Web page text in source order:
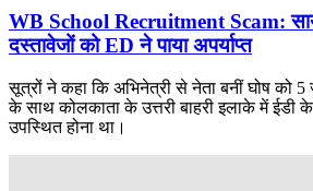
WB School Recruitment Scam:
दस्तावेजों को ED ने पाया अपर्याप्त
सूत्रों ने कहा कि अभिनेत्री से नेता बनीं घोष को
के साथ कोलकाता के उत्तरी बाहरी इलाके में ईडी
उपस्थित होना था।